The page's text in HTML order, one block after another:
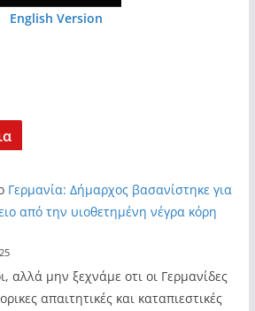
English Version
Γερμανία: Δήμαρχος βασανίστηκε για
από την υιοθετημένη νέγρα κόρη
αλλά μην ξεχνάμε οτι οι Γερμανίδες
απαιτητικές και καταπιεστικές